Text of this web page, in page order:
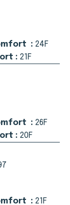
: 24F
: 21F
: 26F
: 20F
: 21F